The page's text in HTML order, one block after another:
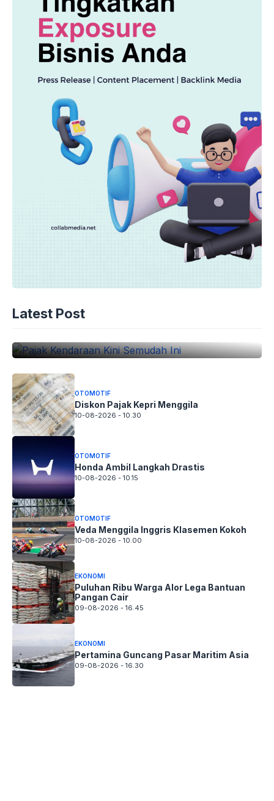
Latest Post
Pajak Kendaraan Kini Semudah Ini
OTOMOTIF
Diskon Pajak Kepri Menggila
10-08-2026 - 10.30
OTOMOTIF
Honda Ambil Langkah Drastis
10-08-2026 - 10.15
OTOMOTIF
Veda Menggila Inggris Klasemen Kokoh
10-08-2026 - 10.00
EKONOMI
Puluhan Ribu Warga Alor Lega Bantuan
Pangan Cair
09-08-2026 - 16.45
EKONOMI
Pertamina Guncang Pasar Maritim Asia
09-08-2026 - 16.30